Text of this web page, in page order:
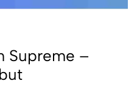
Supreme –